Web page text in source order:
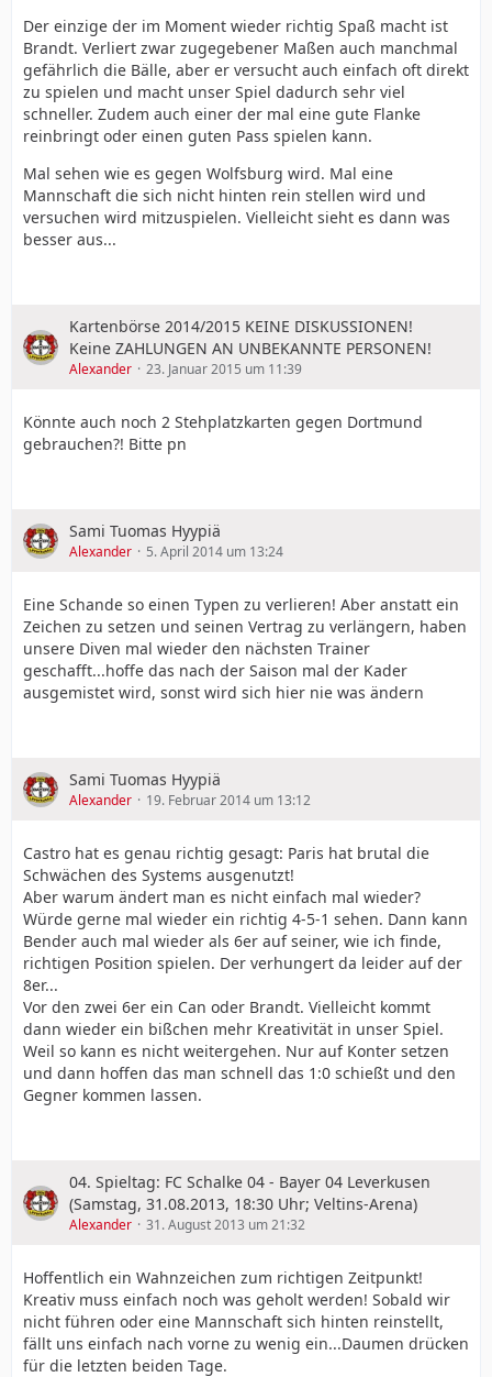
Der einzige der im Moment wieder richtig Spaß macht ist
Brandt. Verliert zwar zugegebener Maßen auch manchmal
gefährlich die Bälle, aber er versucht auch einfach oft direkt
zu spielen und macht unser Spiel dadurch sehr viel
schneller. Zudem auch einer der mal eine gute Flanke
reinbringt oder einen guten Pass spielen kann.
Mal sehen wie es gegen Wolfsburg wird. Mal eine
Mannschaft die sich nicht hinten rein stellen wird und
versuchen wird mitzuspielen. Vielleicht sieht es dann was
besser aus...
Kartenbörse 2014/2015 KEINE DISKUSSIONEN!
Keine ZAHLUNGEN AN UNBEKANNTE PERSONEN!
Alexander 23. Januar 2015 um 11:39
Könnte auch noch 2 Stehplatzkarten gegen Dortmund
gebrauchen?! Bitte pn
Sami Tuomas Hyypiä
Alexander 5. April 2014 um 13:24
Eine Schande so einen Typen zu verlieren! Aber anstatt ein
Zeichen zu setzen und seinen Vertrag zu verlängern, haben
unsere Diven mal wieder den nächsten Trainer
geschafft...hoffe das nach der Saison mal der Kader
ausgemistet wird, sonst wird sich hier nie was ändern
Sami Tuomas Hyypiä
Alexander 19. Februar 2014 um 13:12
Castro hat es genau richtig gesagt: Paris hat brutal die
Schwächen des Systems ausgenutzt!
Aber warum ändert man es nicht einfach mal wieder?
Würde gerne mal wieder ein richtig 4-5-1 sehen. Dann kann
Bender auch mal wieder als 6er auf seiner, wie ich finde,
richtigen Position spielen. Der verhungert da leider auf der
8er...
Vor den zwei 6er ein Can oder Brandt. Vielleicht kommt
dann wieder ein bißchen mehr Kreativität in unser Spiel.
Weil so kann es nicht weitergehen. Nur auf Konter setzen
und dann hoffen das man schnell das 1:0 schießt und den
Gegner kommen lassen.
04. Spieltag: FC Schalke 04 - Bayer 04 Leverkusen
(Samstag, 31.08.2013, 18:30 Uhr; Veltins-Arena)
Alexander 31. August 2013 um 21:32
Hoffentlich ein Wahnzeichen zum richtigen Zeitpunkt!
Kreativ muss einfach noch was geholt werden! Sobald wir
nicht führen oder eine Mannschaft sich hinten reinstellt,
fällt uns einfach nach vorne zu wenig ein...Daumen drücken
für die letzten beiden Tage.